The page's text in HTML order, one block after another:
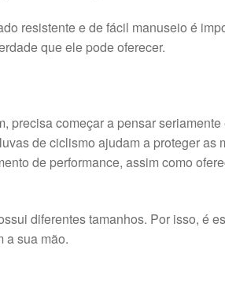
resistente e de fácil manuseio é
que ele pode oferecer.
precisa começar a pensar
de ciclismo ajudam a proteger as
de performance, assim como
diferentes tamanhos. Por isso, é
a sua mão.